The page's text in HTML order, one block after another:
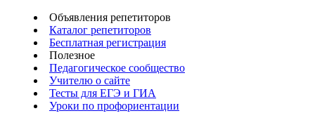
Объявления репетиторов
Каталог репетиторов
Бесплатная регистрация
Полезное
Педагогическое сообщество
Учителю о сайте
Тесты для ЕГЭ и ГИА
Уроки по профориентации